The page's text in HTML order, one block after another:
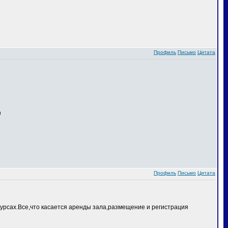
Профиль Письмо Цитата
Профиль Письмо Цитата
касается аренды зала,размещение и регистрация